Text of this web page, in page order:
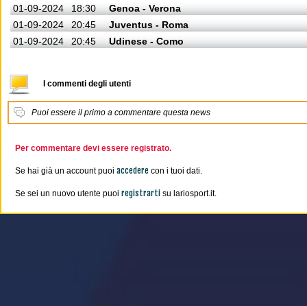
01-09-2024
18:30
Genoa - Verona
01-09-2024
20:45
Juventus - Roma
01-09-2024
20:45 Udinese - Como
I commenti degli utenti
Puoi essere il primo a commentare questa news
Per commentare devi essere registrato.
Se hai già un account puoi accedere con i tuoi dati.
Se sei un nuovo utente puoi registrarti su lariosport.it.